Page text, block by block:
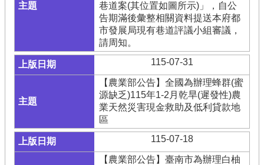
巷道案(其位置如圖所示)」，自公
告期滿後彙整相關資料提送本府都
市發展局現有巷道評議小組審議，
請周知。
115-07-31
【農業部公告】全國為辦理蜂群(蜜
源缺乏)115年1-2月乾旱(遲發性)農
業天然災害現金救助及低利貸款地
區
115-07-18
【農業部公告】臺南市為辦理白柚